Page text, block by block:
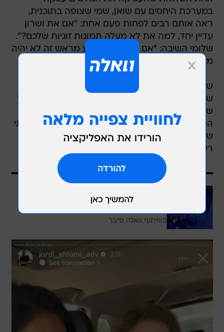
במערכת היחסים עם שואן, שמי שצופה בתוכנית,
ראה אותם רבים לפחות פעם אחת: "אם את ושרון
עדיין יחד, למה את לא מעלה תמונות זוגיות שלכם?".
שלומי השיבה: "אם הסוף יהיה ידוע מראש זה לא יהיה
מעניין".
שאלה אחרת נגעה למשפחתה: "מה הסיבה
שבתוכנית לא נתנו לך לציין שיש לך 4 ילדים ולא 3?"
שלומי הבהירה כמובן כי יש לה 4 ילדים, ושיתפה על
הסיבה שלא רואים במהלך התוכנית את כולם: "ציינתי
שיש לי ארבעה ילדים. אבא של הבת שלי לא נתן
רשות שתשתתף, אז היא לא השתתפה".
חווית גלישה וטלוויזיה איכותית בזול?
בשיתוף וואלה פייבר